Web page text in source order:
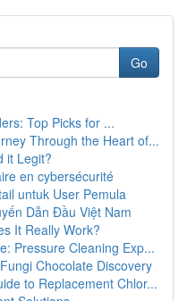
Go
Top Picks for ...
Through the Heart of...
it Legit?
en cybersécurité
untuk User Pemula
Dẫn Đầu Việt Nam
It Really Work?
Pressure Cleaning Exp...
Chocolate Discovery
to Replacement Chlor...